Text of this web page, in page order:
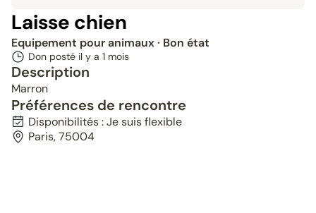
Laisse chien
Equipement pour animaux· Bon état
Don posté il y a 1 mois
Description
Marron
Préférences de rencontre
Disponibilités : Je suis flexible
Paris, 75004